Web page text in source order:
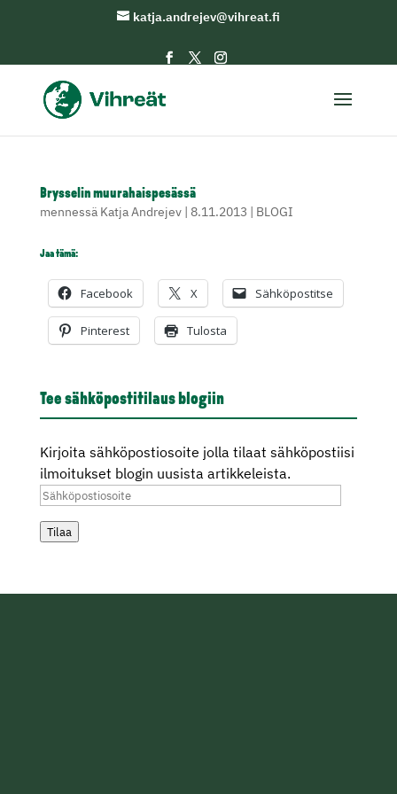
katja.andrejev@vihreat.fi
Brysselin muurahaispesässä
mennessä Katja Andrejev| 8.11.2013 | BLOGI
Jaa tämä:
Facebook X Sähköpostitse
Pinterest Tulosta
Tee sähköpostitilaus blogiin
Kirjoita sähköpostiosoite jolla tilaat sähköpostiisi
ilmoitukset blogin uusista artikkeleista.
Sähköpostiosoite
Tilaa